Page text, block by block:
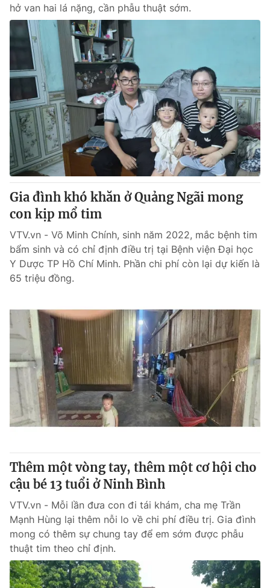
hở van hai lá nặng, cần phẫu thuật sớm.
Gia đình khó khăn ở Quảng Ngãi mong
con kịp mổ tim
VTV.vn - Võ Minh Chính, sinh năm 2022, mắc bệnh tim
bẩm sinh và có chỉ định điều trị tại Bệnh viện Đại học
Y Dược TP Hồ Chí Minh. Phần chi phí còn lại dự kiến là
65 triệu đồng.
Thêm một vòng tay, thêm một cơ hội cho
cậu bé 13 tuổi ở Ninh Bình
VTV.vn - Mỗi lần đưa con đi tái khám, cha mẹ Trần
Mạnh Hùng lại thêm nỗi lo về chi phí điều trị. Gia đình
mong có thêm sự chung tay để em sớm được phẫu
thuật tim theo chỉ định.